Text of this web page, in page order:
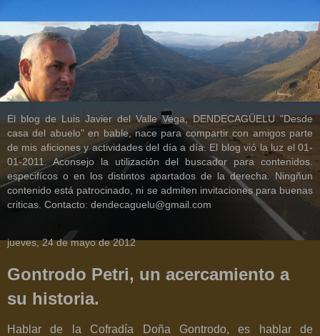
El blog de Luis Javier del Valle Vega, DENDECAGÜELU "Desde
casa del abuelo" en bable, nace para compartir con amigos parte
de mis aficiones y actividades del día a día. El blog vió la luz el 01-
01-2011. Aconsejo la utilización del buscador para contenidos.
especifícos o en los distintos apartados de la derecha. Ningñun
contenido está patrocinado, ni se admiten invitaciones para buenas
criticas. Contacto: dendecaguelu@gmail.com
jueves, 24 de mayo de 2012
Gontrodo Petri, un acercamiento a
su historia.
Hablar de la Cofradía Doña Gontrodo, es hablar de